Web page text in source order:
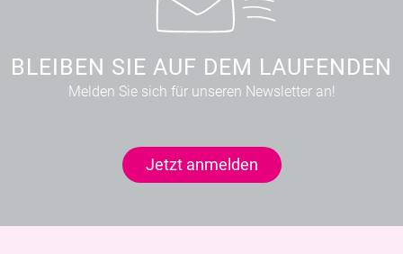
BLEIBEN SIE AUF DEM LAUFENDEN
Melden Sie sich für unseren Newsletter an!
Jetzt anmelden